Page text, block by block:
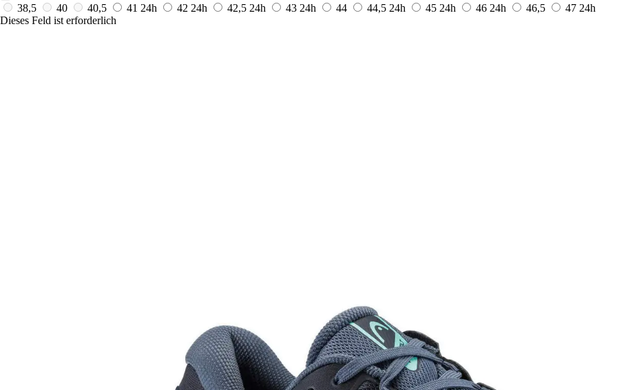
38,5 40 40,5 41 24h 42 24h 42,5 24h 43 24h 44 44,5 24h 45 24h 46 24h 46,5 47 24h
Dieses Feld ist erforderlich